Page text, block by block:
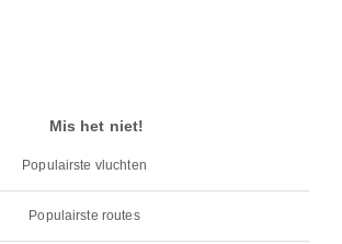
Mis het niet!
Populairste vluchten
Populairste routes